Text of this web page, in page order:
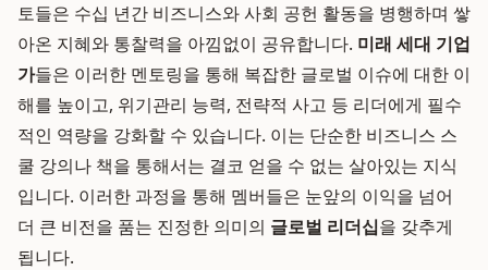
토들은 수십 년간 비즈니스와 사회 공헌 활동을 병행하며 쌓
아온 지혜와 통찰력을 아낌없이 공유합니다. 미래 세대 기업
가들은 이러한 멘토링을 통해 복잡한 글로벌 이슈에 대한 이
해를 높이고, 위기관리 능력, 전략적 사고 등 리더에게 필수
적인 역량을 강화할 수 있습니다. 이는 단순한 비즈니스 스
쿨 강의나 책을 통해서는 결코 얻을 수 없는 살아있는 지식
입니다. 이러한 과정을 통해 멤버들은 눈앞의 이익을 넘어
더 큰 비전을 품는 진정한 의미의 글로벌 리더십을 갖추게
됩니다.